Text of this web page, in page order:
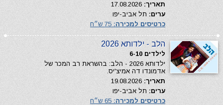
תאריך:
ערים: תל אביב-יפו
כרטיסים למכירה:
הלב - ילדותא 2026
לילדים 6-10
ילדותא 2026 - הלב: בהשראת רב המכר של
אדמונדו דה אמיצ'יס.
תאריך:
ערים: תל אביב-יפו
כרטיסים למכירה: